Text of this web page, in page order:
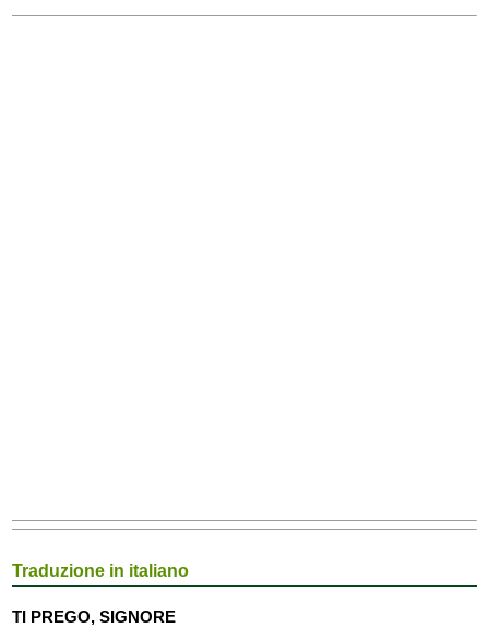
Traduzione in italiano
TI PREGO, SIGNORE